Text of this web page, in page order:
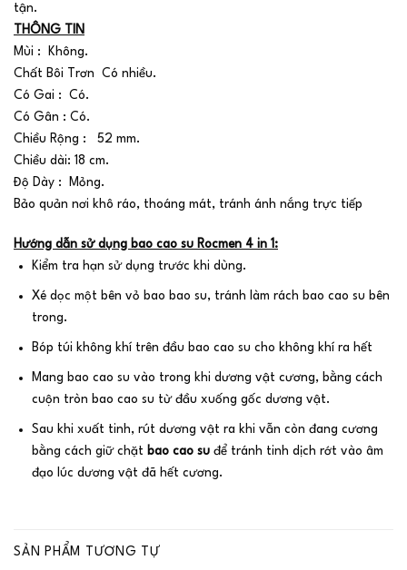
tận.
THÔNG TIN
Mùi : Không.
Chất Bôi Trơn Có nhiều.
Có Gai : Có.
Có Gân : Có.
Chiều Rộng : 52 mm.
Chiều dài: 18 cm.
Độ Dày : Mỏng.
Bảo quản nơi khô ráo, thoáng mát, tránh ánh nắng trực tiếp
Hướng dẫn sử dụng bao cao su Rocmen 4 in 1:
Kiểm tra hạn sử dụng trước khi dùng.
Xé dọc một bên vỏ bao bao su, tránh làm rách bao cao su bên
trong.
Bóp túi không khí trên đầu bao cao su cho không khí ra hết
Mang bao cao su vào trong khi dương vật cương, bằng cách
cuộn tròn bao cao su từ đầu xuống gốc dương vật.
Sau khi xuất tinh, rút dương vật ra khi vẫn còn đang cương
bằng cách giữ chặt bao cao suđể tránh tinh dịch rớt vào âm
đạo lúc dương vật đã hết cương.
SẢN PHẨM TƯƠNG TỰ